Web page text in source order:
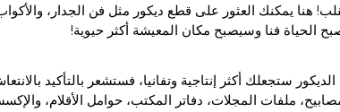
يمكنك العثور على قطع ديكور مثل فن الجدار،
فنا وسيصبح مكان المعيشة أكثر حيوية!
ستجعلك أكثر إنتاجية وتفانيا، فستشعر بالتأكيد
ملفات المجلات، دفاتر المكتب، حوامل الأقلام،